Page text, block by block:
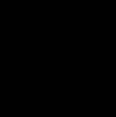
Сайт удобный, легко
Понравилось, что есть